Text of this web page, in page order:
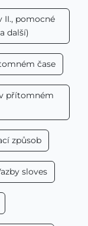
II., pomocné
další)
čase
přítomném
způsob
sloves